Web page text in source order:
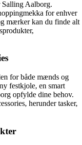
Aalborg.
for enhver
mærker kan du finde alt
for både mænds og
festkjole, en smart
opfylde dine behov.
herunder tasker,